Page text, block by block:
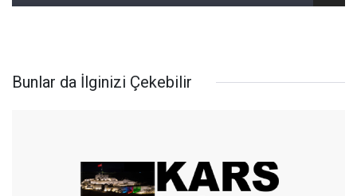
Bunlar da İlginizi Çekebilir